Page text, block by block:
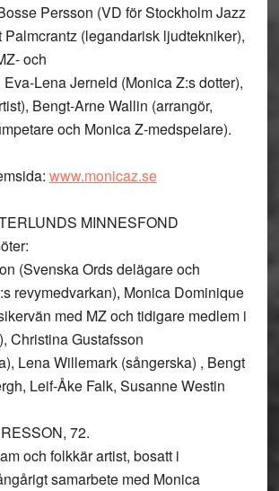
Persson (VD för Stockholm Jazz
Palmcrantz (legandarisk ljudtekniker),
och
Lena Jerneld (Monica Z:s dotter),
Bengt-Arne Wallin (arrangör,
och Monica Z-medspelare).
www.monicaz.se
MINNESFOND
(Svenska Ords delägare och
revymedvarkan), Monica Dominique
med MZ och tidigare medlem i
Christina Gustafsson
Lena Willemark (sångerska) , Bengt
Leif-Åke Falk, Susanne Westin
72.
och folkkär artist, bosatt i
samarbete med Monica